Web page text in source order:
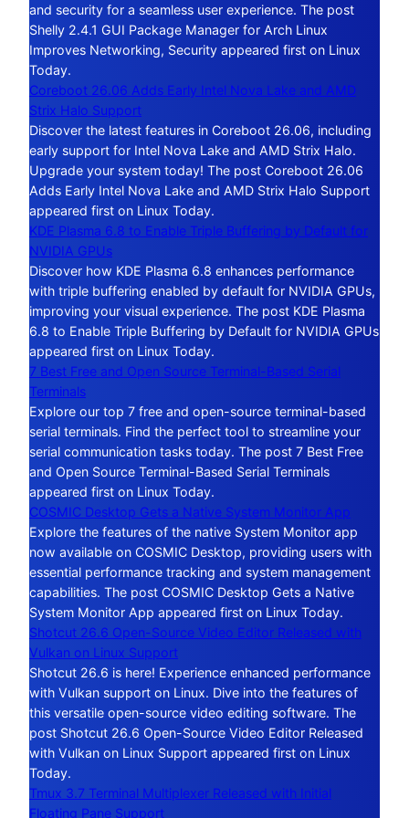
and security for a seamless user experience. The post
Shelly 2.4.1 GUI Package Manager for Arch Linux
Improves Networking, Security appeared first on Linux
Today.
Coreboot 26.06 Adds Early Intel Nova Lake and AMD
Strix Halo Support
Discover the latest features in Coreboot 26.06, including
early support for Intel Nova Lake and AMD Strix Halo.
Upgrade your system today! The post Coreboot 26.06
Adds Early Intel Nova Lake and AMD Strix Halo Support
appeared first on Linux Today.
KDE Plasma 6.8 to Enable Triple Buffering by Default for
NVIDIA GPUs
Discover how KDE Plasma 6.8 enhances performance
with triple buffering enabled by default for NVIDIA GPUs,
improving your visual experience. The post KDE Plasma
6.8 to Enable Triple Buffering by Default for NVIDIA GPUs
appeared first on Linux Today.
7 Best Free and Open Source Terminal-Based Serial
Terminals
Explore our top 7 free and open-source terminal-based
serial terminals. Find the perfect tool to streamline your
serial communication tasks today. The post 7 Best Free
and Open Source Terminal-Based Serial Terminals
appeared first on Linux Today.
COSMIC Desktop Gets a Native System Monitor App
Explore the features of the native System Monitor app
now available on COSMIC Desktop, providing users with
essential performance tracking and system management
capabilities. The post COSMIC Desktop Gets a Native
System Monitor App appeared first on Linux Today.
Shotcut 26.6 Open-Source Video Editor Released with
Vulkan on Linux Support
Shotcut 26.6 is here! Experience enhanced performance
with Vulkan support on Linux. Dive into the features of
this versatile open-source video editing software. The
post Shotcut 26.6 Open-Source Video Editor Released
with Vulkan on Linux Support appeared first on Linux
Today.
Tmux 3.7 Terminal Multiplexer Released with Initial
Floating Pane Support